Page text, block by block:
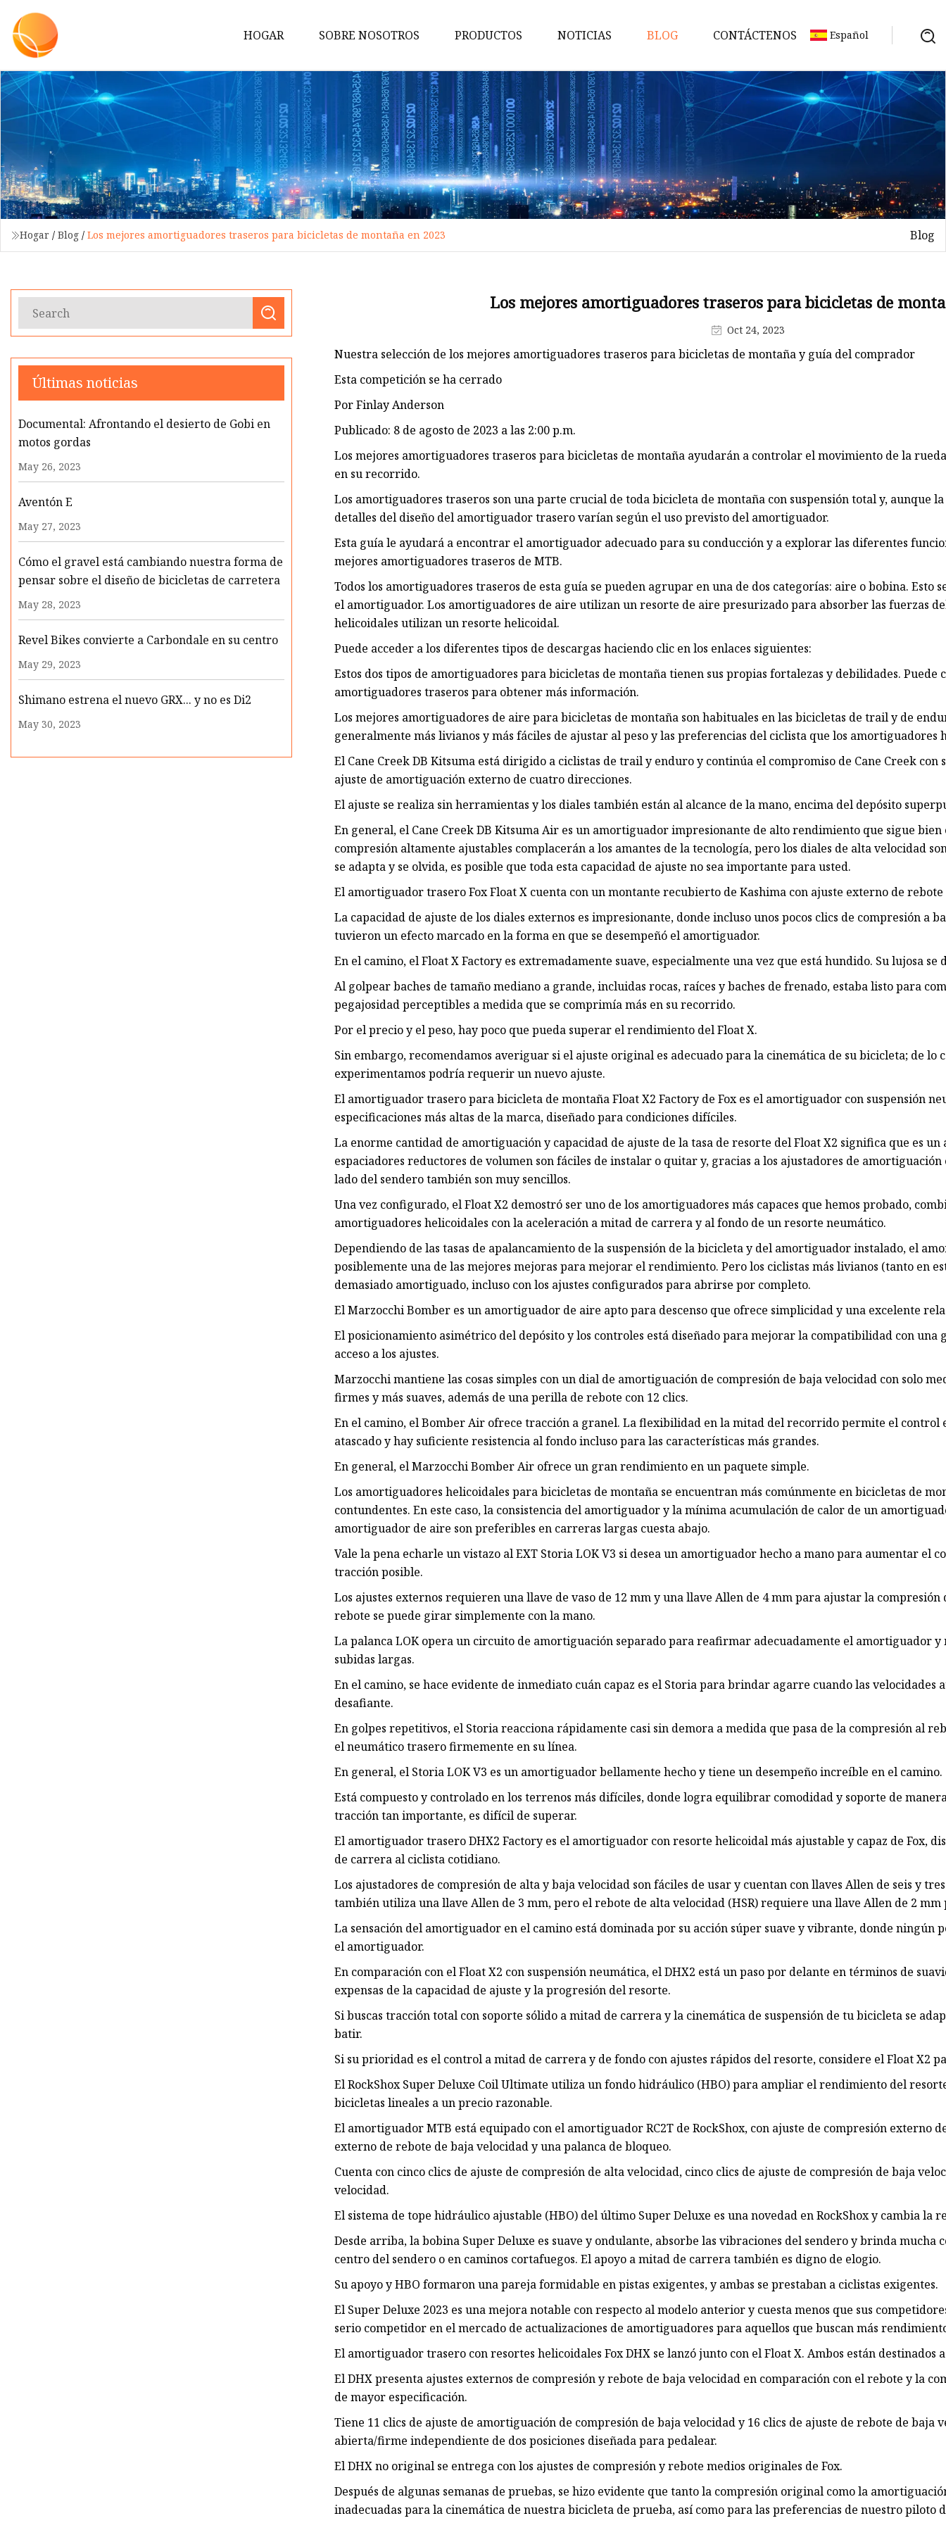
HOGAR SOBRE NOSOTROS PRODUCTOS
Bicicletas de carretera
Bicicletas urbanas
Bicicletas para niños
Bicicletas eléctricas
Bicicletas de montaña
Bicicletas gordas
Bicicletas Confort
NOTICIAS BLOG CONTÁCTENOS Español
Hogar / Blog / Los mejores amortiguadores traseros para bicicletas de montaña en 2023 Blog
Últimas noticias
Documental: Afrontando el desierto de Gobi en
motos gordas
May 26, 2023
Aventón E
May 27, 2023
Cómo el gravel está cambiando nuestra forma de
pensar sobre el diseño de bicicletas de carretera
May 28, 2023
Revel Bikes convierte a Carbondale en su centro
May 29, 2023
Shimano estrena el nuevo GRX... y no es Di2
May 30, 2023
Los mejores amortiguadores traseros para bicicletas de
Oct 24, 2023
Nuestra selección de los mejores amortiguadores traseros para bicicletas de montaña y guía del comprador
Esta competición se ha cerrado
Por Finlay Anderson
Publicado: 8 de agosto de 2023 a las 2:00 p.m.
Los mejores amortiguadores traseros para bicicletas de montaña ayudarán a controlar el movimiento de la
en su recorrido.
Los amortiguadores traseros son una parte crucial de toda bicicleta de montaña con suspensión total y, aunque
detalles del diseño del amortiguador trasero varían según el uso previsto del amortiguador.
Esta guía le ayudará a encontrar el amortiguador adecuado para su conducción y a explorar las diferentes
mejores amortiguadores traseros de MTB.
Todos los amortiguadores traseros de esta guía se pueden agrupar en una de dos categorías: aire o bobina. Esto
el amortiguador. Los amortiguadores de aire utilizan un resorte de aire presurizado para absorber las fuerzas
helicoidales utilizan un resorte helicoidal.
Puede acceder a los diferentes tipos de descargas haciendo clic en los enlaces siguientes:
Estos dos tipos de amortiguadores para bicicletas de montaña tienen sus propias fortalezas y debilidades.
amortiguadores traseros para obtener más información.
Los mejores amortiguadores de aire para bicicletas de montaña son habituales en las bicicletas de trail y de
generalmente más livianos y más fáciles de ajustar al peso y las preferencias del ciclista que los amortiguadores
El Cane Creek DB Kitsuma está dirigido a ciclistas de trail y enduro y continúa el compromiso de Cane Creek
ajuste de amortiguación externo de cuatro direcciones.
El ajuste se realiza sin herramientas y los diales también están al alcance de la mano, encima del depósito
En general, el Cane Creek DB Kitsuma Air es un amortiguador impresionante de alto rendimiento que sigue
compresión altamente ajustables complacerán a los amantes de la tecnología, pero los diales de alta velocidad
se adapta y se olvida, es posible que toda esta capacidad de ajuste no sea importante para usted.
El amortiguador trasero Fox Float X cuenta con un montante recubierto de Kashima con ajuste externo de
La capacidad de ajuste de los diales externos es impresionante, donde incluso unos pocos clics de compresión a
tuvieron un efecto marcado en la forma en que se desempeñó el amortiguador.
En el camino, el Float X Factory es extremadamente suave, especialmente una vez que está hundido. Su lujosa
Al golpear baches de tamaño mediano a grande, incluidas rocas, raíces y baches de frenado, estaba listo para
pegajosidad perceptibles a medida que se comprimía más en su recorrido.
Por el precio y el peso, hay poco que pueda superar el rendimiento del Float X.
Sin embargo, recomendamos averiguar si el ajuste original es adecuado para la cinemática de su bicicleta; de
experimentamos podría requerir un nuevo ajuste.
El amortiguador trasero para bicicleta de montaña Float X2 Factory de Fox es el amortiguador con suspensión
especificaciones más altas de la marca, diseñado para condiciones difíciles.
La enorme cantidad de amortiguación y capacidad de ajuste de la tasa de resorte del Float X2 significa que es
espaciadores reductores de volumen son fáciles de instalar o quitar y, gracias a los ajustadores de
lado del sendero también son muy sencillos.
Una vez configurado, el Float X2 demostró ser uno de los amortiguadores más capaces que hemos probado,
amortiguadores helicoidales con la aceleración a mitad de carrera y al fondo de un resorte neumático.
Dependiendo de las tasas de apalancamiento de la suspensión de la bicicleta y del amortiguador instalado, el
posiblemente una de las mejores mejoras para mejorar el rendimiento. Pero los ciclistas más livianos (tanto en
demasiado amortiguado, incluso con los ajustes configurados para abrirse por completo.
El Marzocchi Bomber es un amortiguador de aire apto para descenso que ofrece simplicidad y una excelente
El posicionamiento asimétrico del depósito y los controles está diseñado para mejorar la compatibilidad con una
acceso a los ajustes.
Marzocchi mantiene las cosas simples con un dial de amortiguación de compresión de baja velocidad con solo
firmes y más suaves, además de una perilla de rebote con 12 clics.
En el camino, el Bomber Air ofrece tracción a granel. La flexibilidad en la mitad del recorrido permite el control
atascado y hay suficiente resistencia al fondo incluso para las características más grandes.
En general, el Marzocchi Bomber Air ofrece un gran rendimiento en un paquete simple.
Los amortiguadores helicoidales para bicicletas de montaña se encuentran más comúnmente en bicicletas de
contundentes. En este caso, la consistencia del amortiguador y la mínima acumulación de calor de un
amortiguador de aire son preferibles en carreras largas cuesta abajo.
Vale la pena echarle un vistazo al EXT Storia LOK V3 si desea un amortiguador hecho a mano para aumentar el
tracción posible.
Los ajustes externos requieren una llave de vaso de 12 mm y una llave Allen de 4 mm para ajustar la
rebote se puede girar simplemente con la mano.
La palanca LOK opera un circuito de amortiguación separado para reafirmar adecuadamente el amortiguador
subidas largas.
En el camino, se hace evidente de inmediato cuán capaz es el Storia para brindar agarre cuando las velocidades
desafiante.
En golpes repetitivos, el Storia reacciona rápidamente casi sin demora a medida que pasa de la compresión al
el neumático trasero firmemente en su línea.
En general, el Storia LOK V3 es un amortiguador bellamente hecho y tiene un desempeño increíble en el camino.
Está compuesto y controlado en los terrenos más difíciles, donde logra equilibrar comodidad y soporte de
tracción tan importante, es difícil de superar.
El amortiguador trasero DHX2 Factory es el amortiguador con resorte helicoidal más ajustable y capaz de Fox,
de carrera al ciclista cotidiano.
Los ajustadores de compresión de alta y baja velocidad son fáciles de usar y cuentan con llaves Allen de seis y
también utiliza una llave Allen de 3 mm, pero el rebote de alta velocidad (HSR) requiere una llave Allen de 2
La sensación del amortiguador en el camino está dominada por su acción súper suave y vibrante, donde ningún
el amortiguador.
En comparación con el Float X2 con suspensión neumática, el DHX2 está un paso por delante en términos de
expensas de la capacidad de ajuste y la progresión del resorte.
Si buscas tracción total con soporte sólido a mitad de carrera y la cinemática de suspensión de tu bicicleta se
batir.
Si su prioridad es el control a mitad de carrera y de fondo con ajustes rápidos del resorte, considere el Float X2
El RockShox Super Deluxe Coil Ultimate utiliza un fondo hidráulico (HBO) para ampliar el rendimiento del
bicicletas lineales a un precio razonable.
El amortiguador MTB está equipado con el amortiguador RC2T de RockShox, con ajuste de compresión externo
externo de rebote de baja velocidad y una palanca de bloqueo.
Cuenta con cinco clics de ajuste de compresión de alta velocidad, cinco clics de ajuste de compresión de baja
velocidad.
El sistema de tope hidráulico ajustable (HBO) del último Super Deluxe es una novedad en RockShox y cambia la
Desde arriba, la bobina Super Deluxe es suave y ondulante, absorbe las vibraciones del sendero y brinda mucha
centro del sendero o en caminos cortafuegos. El apoyo a mitad de carrera también es digno de elogio.
Su apoyo y HBO formaron una pareja formidable en pistas exigentes, y ambas se prestaban a ciclistas exigentes.
El Super Deluxe 2023 es una mejora notable con respecto al modelo anterior y cuesta menos que sus
serio competidor en el mercado de actualizaciones de amortiguadores para aquellos que buscan más
El amortiguador trasero con resortes helicoidales Fox DHX se lanzó junto con el Float X. Ambos están destinados
El DHX presenta ajustes externos de compresión y rebote de baja velocidad en comparación con el rebote y la
de mayor especificación.
Tiene 11 clics de ajuste de amortiguación de compresión de baja velocidad y 16 clics de ajuste de rebote de baja
abierta/firme independiente de dos posiciones diseñada para pedalear.
El DHX no original se entrega con los ajustes de compresión y rebote medios originales de Fox.
Después de algunas semanas de pruebas, se hizo evidente que tanto la compresión original como la
inadecuadas para la cinemática de nuestra bicicleta de prueba, así como para las preferencias de nuestro piloto